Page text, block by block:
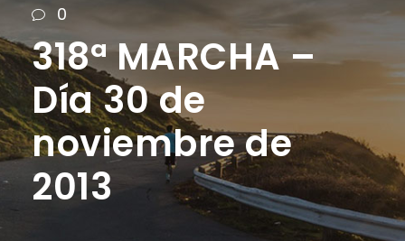
0
318ª MARCHA –
Día 30 de
noviembre de
2013